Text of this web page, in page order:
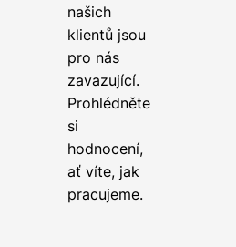
našich
klientů jsou
pro nás
zavazující.
Prohlédněte
si
hodnocení,
ať víte, jak
pracujeme.